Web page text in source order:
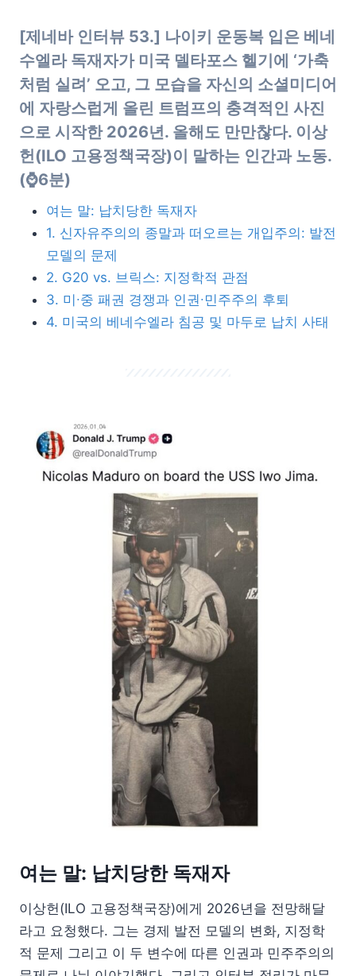
[제네바 인터뷰 53.] 나이키 운동복 입은 베네
수엘라 독재자가 미국 델타포스 헬기에 ‘가축
처럼 실려’ 오고, 그 모습을 자신의 소셜미디어
에 자랑스럽게 올린 트럼프의 충격적인 사진
으로 시작한 2026년. 올해도 만만찮다. 이상
헌(ILO 고용정책국장)이 말하는 인간과 노동.
(⌚6분)
여는 말: 납치당한 독재자
1. 신자유주의의 종말과 떠오르는 개입주의: 발전
모델의 문제
2. G20 vs. 브릭스: 지정학적 관점
3. 미∙중 패권 경쟁과 인권∙민주주의 후퇴
4. 미국의 베네수엘라 침공 및 마두로 납치 사태
여는 말: 납치당한 독재자
이상헌(ILO 고용정책국장)에게 2026년을 전망해달
라고 요청했다. 그는 경제 발전 모델의 변화, 지정학
적 문제 그리고 이 두 변수에 따른 인권과 민주주의의